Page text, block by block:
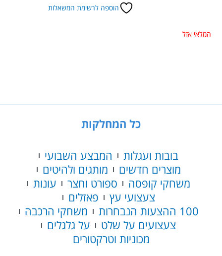
הוספה לרשימת המשאלות
המלאי אזל
כל המחלקות
בובות ועגלות
המבצע השבועי
מוצרים חדשים
מותגים ולהיטים
משחקי קופסה
ספורט וחצר
עונות
צעצועי עץ
פאזלים
100 ההצעות הנבחרות
משחקי הרכבה
צעצועים על שלט
על גלגלים
מכוניות וטרקטורים